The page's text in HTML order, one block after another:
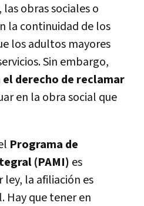
las obras sociales o
la continuidad de los
los adultos mayores
Sin embargo,
derecho de reclamar
en la obra social que
Programa de
(PAMI) es
la afiliación es
Hay que tener en